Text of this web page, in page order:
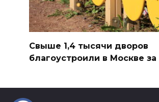
Свыше 1,4 тысячи дворов
благоустроили в Москве